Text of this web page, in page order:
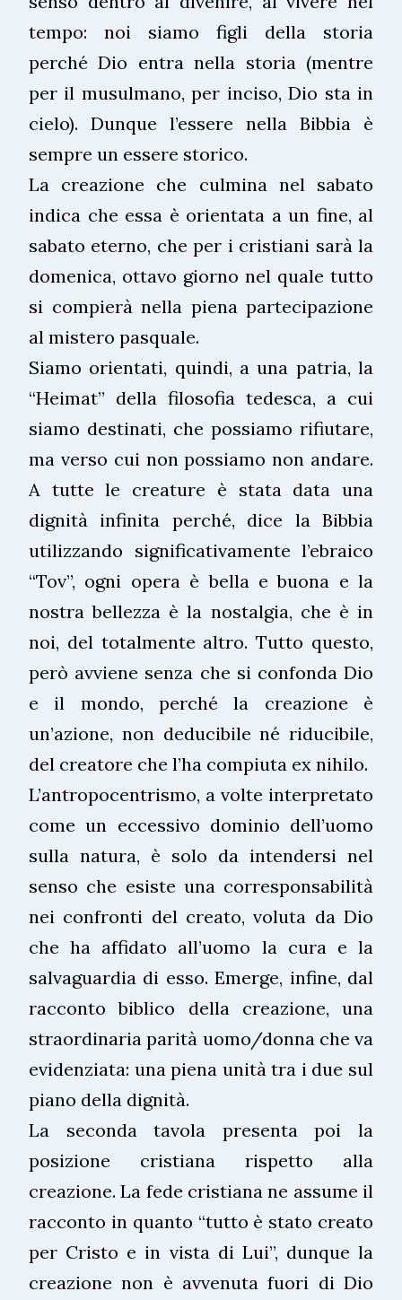
tempo: noi siamo figli della storia
perché Dio entra nella storia (mentre
per il musulmano, per inciso, Dio sta in
cielo). Dunque l’essere nella Bibbia è
sempre un essere storico.
La creazione che culmina nel sabato
indica che essa è orientata a un fine, al
sabato eterno, che per i cristiani sarà la
domenica, ottavo giorno nel quale tutto
si compierà nella piena partecipazione
al mistero pasquale.
Siamo orientati, quindi, a una patria, la
“Heimat” della filosofia tedesca, a cui
siamo destinati, che possiamo rifiutare,
ma verso cui non possiamo non andare.
A tutte le creature è stata data una
dignità infinita perché, dice la Bibbia
utilizzando significativamente l’ebraico
“Tov”, ogni opera è bella e buona e la
nostra bellezza è la nostalgia, che è in
noi, del totalmente altro. Tutto questo,
però avviene senza che si confonda Dio
e il mondo, perché la creazione è
un’azione, non deducibile né riducibile,
del creatore che l’ha compiuta ex nihilo.
L’antropocentrismo, a volte interpretato
come un eccessivo dominio dell’uomo
sulla natura, è solo da intendersi nel
senso che esiste una corresponsabilità
nei confronti del creato, voluta da Dio
che ha affidato all’uomo la cura e la
salvaguardia di esso. Emerge, infine, dal
racconto biblico della creazione, una
straordinaria parità uomo/donna che va
evidenziata: una piena unità tra i due sul
piano della dignità.
La seconda tavola presenta poi la
posizione cristiana rispetto alla
creazione. La fede cristiana ne assume il
racconto in quanto “tutto è stato creato
per Cristo e in vista di Lui”, dunque la
creazione non è avvenuta fuori di Dio